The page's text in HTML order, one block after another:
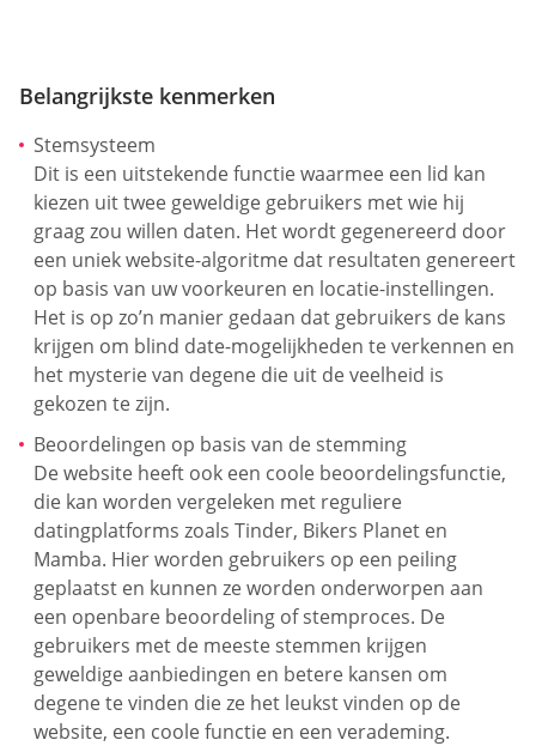
Belangrijkste kenmerken
Stemsysteem
Dit is een uitstekende functie waarmee een lid kan
kiezen uit twee geweldige gebruikers met wie hij
graag zou willen daten. Het wordt gegenereerd door
een uniek website-algoritme dat resultaten genereert
op basis van uw voorkeuren en locatie-instellingen.
Het is op zo’n manier gedaan dat gebruikers de kans
krijgen om blind date-mogelijkheden te verkennen en
het mysterie van degene die uit de veelheid is
gekozen te zijn.
Beoordelingen op basis van de stemming
De website heeft ook een coole beoordelingsfunctie,
die kan worden vergeleken met reguliere
datingplatforms zoals Tinder, Bikers Planet en
Mamba. Hier worden gebruikers op een peiling
geplaatst en kunnen ze worden onderworpen aan
een openbare beoordeling of stemproces. De
gebruikers met de meeste stemmen krijgen
geweldige aanbiedingen en betere kansen om
degene te vinden die ze het leukst vinden op de
website, een coole functie en een verademing.